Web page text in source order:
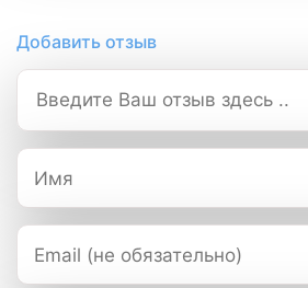
Добавить отзыв